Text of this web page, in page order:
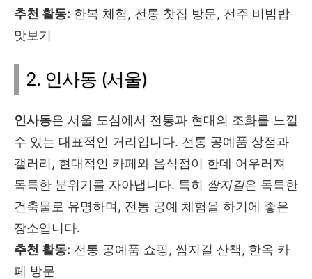
추천 활동: 한복 체험, 전통 찻집 방문, 전주 비빔밥
맛보기
2. 인사동 (서울)
인사동은 서울 도심에서 전통과 현대의 조화를 느낄
수 있는 대표적인 거리입니다. 전통 공예품 상점과
갤러리, 현대적인 카페와 음식점이 한데 어우러져
독특한 분위기를 자아냅니다. 특히 쌈지길은 독특한
건축물로 유명하며, 전통 공예 체험을 하기에 좋은
장소입니다.
추천 활동: 전통 공예품 쇼핑, 쌈지길 산책, 한옥 카
페 방문